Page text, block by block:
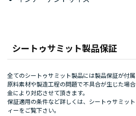
シートゥサミット製品保証
全てのシートゥサミット製品には製品保証が付属
原料素材や製造工程の問題で不具合が生じた場
金により対応させて頂きます。
保証適用の条件など詳しくは、 シートゥサミッ
ィーをご覧下さい。